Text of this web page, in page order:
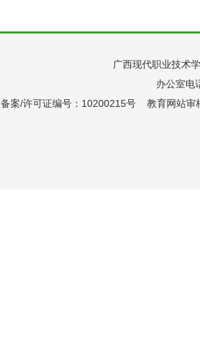
广西现代职业技术
办公室电
备案/许可证编号：10200215号 教育网站